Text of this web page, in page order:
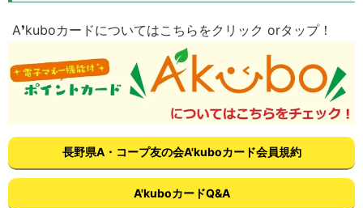
A❜kuboカードについてはこちらをクリック orタップ！
⾧野県A・コープ友の会A'kuboカード会員規約
A'kuboカードQ&A